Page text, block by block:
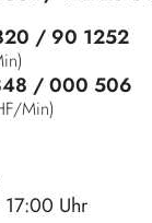
Uhr
/ 90 1252
/ 000 506
Min)